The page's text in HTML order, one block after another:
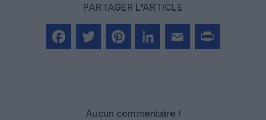
PARTAGER L'ARTICLE
Aucun commentaire !